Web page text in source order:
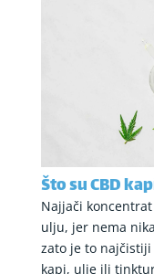
Što su CBD
Najjači
ulju, jer nema
zato je to najčistiji
kapi, ulje ili